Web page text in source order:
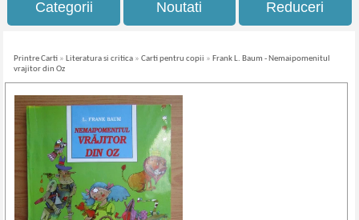
Categorii Noutati Reduceri
Printre Carti » Literatura si critica »Carti pentru copii » Frank L. Baum - Nemaipomenitul
vrajitor din Oz